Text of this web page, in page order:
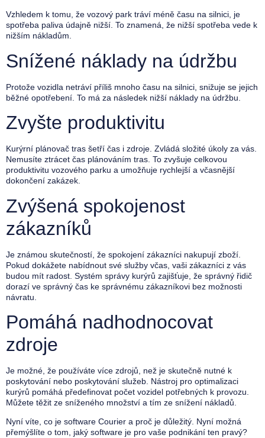
Vzhledem k tomu, že vozový park tráví méně času na silnici, je
spotřeba paliva údajně nižší. To znamená, že nižší spotřeba vede k
nižším nákladům.
Snížené náklady na údržbu
Protože vozidla netráví příliš mnoho času na silnici, snižuje se jejich
běžné opotřebení. To má za následek nižší náklady na údržbu.
Zvyšte produktivitu
Kurýrní plánovač tras šetří čas i zdroje. Zvládá složité úkoly za vás.
Nemusíte ztrácet čas plánováním tras. To zvyšuje celkovou
produktivitu vozového parku a umožňuje rychlejší a včasnější
dokončení zakázek.
Zvýšená spokojenost
zákazníků
Je známou skutečností, že spokojení zákazníci nakupují zboží.
Pokud dokážete nabídnout své služby včas, vaši zákazníci z vás
budou mít radost. Systém správy kurýrů zajišťuje, že správný řidič
dorazí ve správný čas ke správnému zákazníkovi bez možnosti
návratu.
Pomáhá nadhodnocovat
zdroje
Je možné, že používáte více zdrojů, než je skutečně nutné k
poskytování nebo poskytování služeb. Nástroj pro optimalizaci
kurýrů pomáhá předefinovat počet vozidel potřebných k provozu.
Můžete těžit ze sníženého množství a tím ze snížení nákladů.
Nyní víte, co je software Courier a proč je důležitý. Nyní možná
přemýšlíte o tom, jaký software je pro vaše podnikání ten pravý?